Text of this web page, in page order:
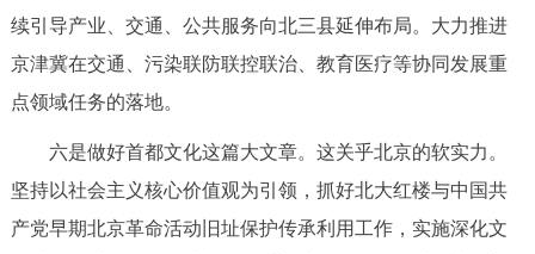
续引导产业、交通、公共服务向北三县延伸布局。大力推进
京津冀在交通、污染联防联控联治、教育医疗等协同发展重
点领域任务的落地。
六是做好首都文化这篇大文章。这关乎北京的软实力。
坚持以社会主义核心价值观为引领，抓好北大红楼与中国共
产党早期北京革命活动旧址保护传承利用工作，实施深化文